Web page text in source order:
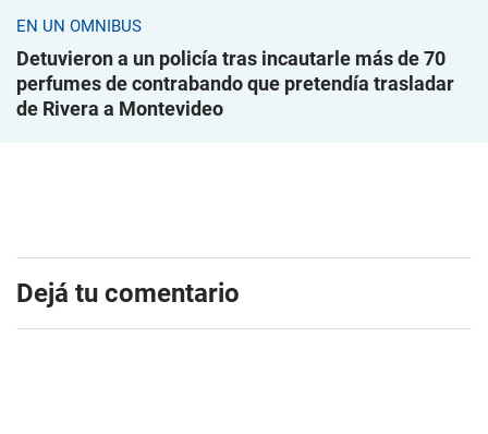
EN UN ÓMNIBUS
Detuvieron a un policía tras incautarle más de 70
perfumes de contrabando que pretendía trasladar
de Rivera a Montevideo
Dejá tu comentario